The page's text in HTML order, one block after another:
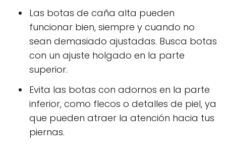
Las botas de caña alta pueden
funcionar bien, siempre y cuando no
sean demasiado ajustadas. Busca botas
con un ajuste holgado en la parte
superior.
Evita las botas con adornos en la parte
inferior, como flecos o detalles de piel, ya
que pueden atraer la atención hacia tus
piernas.